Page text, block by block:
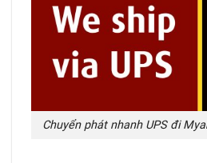
Chuyển phát nhanh UPS đi